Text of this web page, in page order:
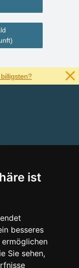
ist
besseres
Sie sehen,